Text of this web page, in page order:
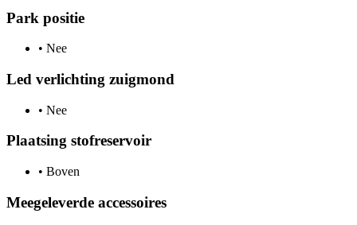
Park positie
• Nee
Led verlichting zuigmond
• Nee
Plaatsing stofreservoir
• Boven
Meegeleverde accessoires